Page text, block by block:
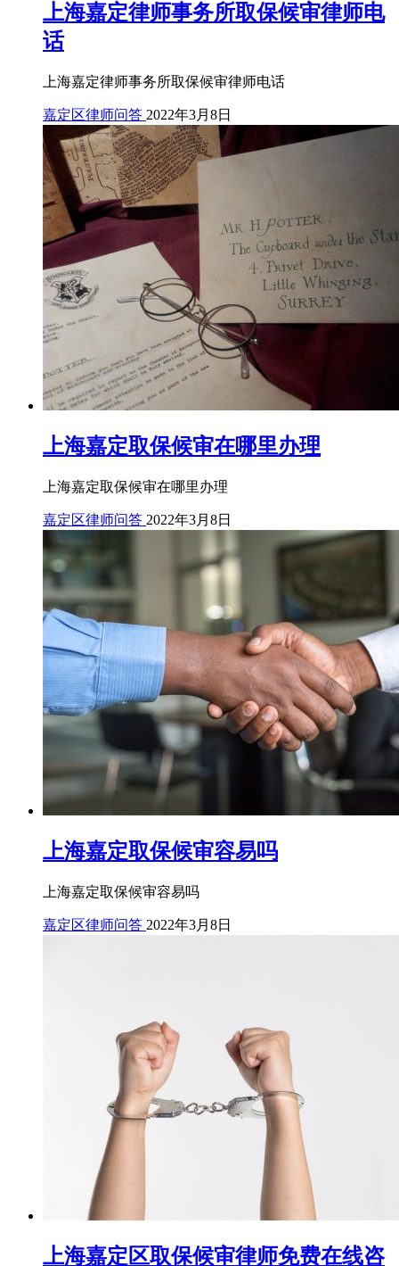
上海嘉定律师事务所取保候审律师电
话
上海嘉定律师事务所取保候审律师电话
嘉定区律师问答 2022年3月8日
上海嘉定取保候审在哪里办理
上海嘉定取保候审在哪里办理
嘉定区律师问答 2022年3月8日
上海嘉定取保候审容易吗
上海嘉定取保候审容易吗
嘉定区律师问答 2022年3月8日
上海嘉定区取保候审律师免费在线咨